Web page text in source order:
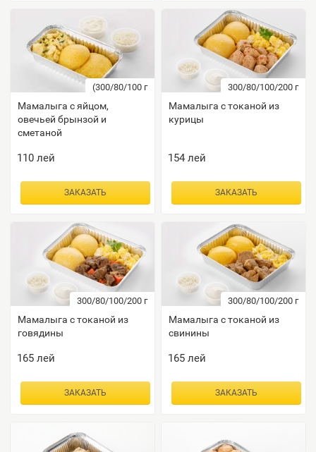
(300/80/100 г
Мамалыга с яйцом,
овечьей брынзой и
сметаной
110лей
ЗАКАЗАТЬ
300/80/100/200 г
Мамалыга с токаной из
курицы
154лей
ЗАКАЗАТЬ
300/80/100/200 г
Мамалыга с токаной из
говядины
165лей
ЗАКАЗАТЬ
300/80/100/200 г
Мамалыга с токаной из
свинины
165лей
ЗАКАЗАТЬ